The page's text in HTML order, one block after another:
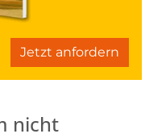
Jetzt anfordern
nicht